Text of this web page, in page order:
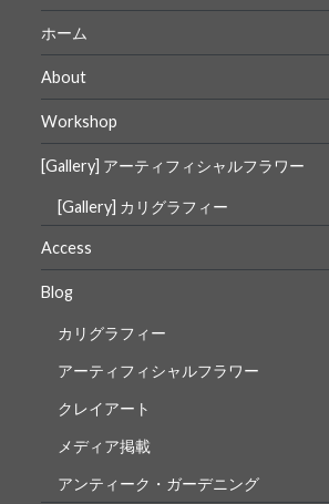
ホーム
About
Workshop
[Gallery] アーティフィシャルフラワー
[Gallery] カリグラフィー
Access
Blog
カリグラフィー
アーティフィシャルフラワー
クレイアート
メディア掲載
アンティーク・ガーデニング